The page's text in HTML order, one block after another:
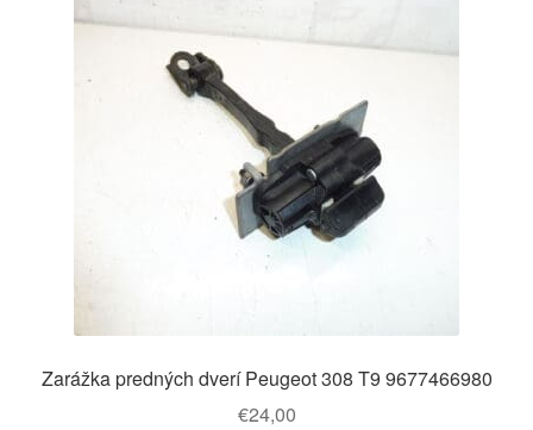
Zarážka predných dverí Peugeot 308 T9 9677466980
€24,00